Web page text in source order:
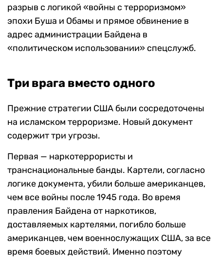
разрыв с логикой «войны с терроризмом»
эпохи Буша и Обамы и прямое обвинение в
адрес администрации Байдена в
«политическом использовании» спецслужб.
Три врага вместо одного
Прежние стратегии США были сосредоточены
на исламском терроризме. Новый документ
содержит три угрозы.
Первая — наркотеррористы и
транснациональные банды. Картели, согласно
логике документа, убили больше американцев,
чем все войны после 1945 года. Во время
правления Байдена от наркотиков,
доставляемых картелями, погибло больше
американцев, чем военнослужащих США, за все
время боевых действий. Именно поэтому